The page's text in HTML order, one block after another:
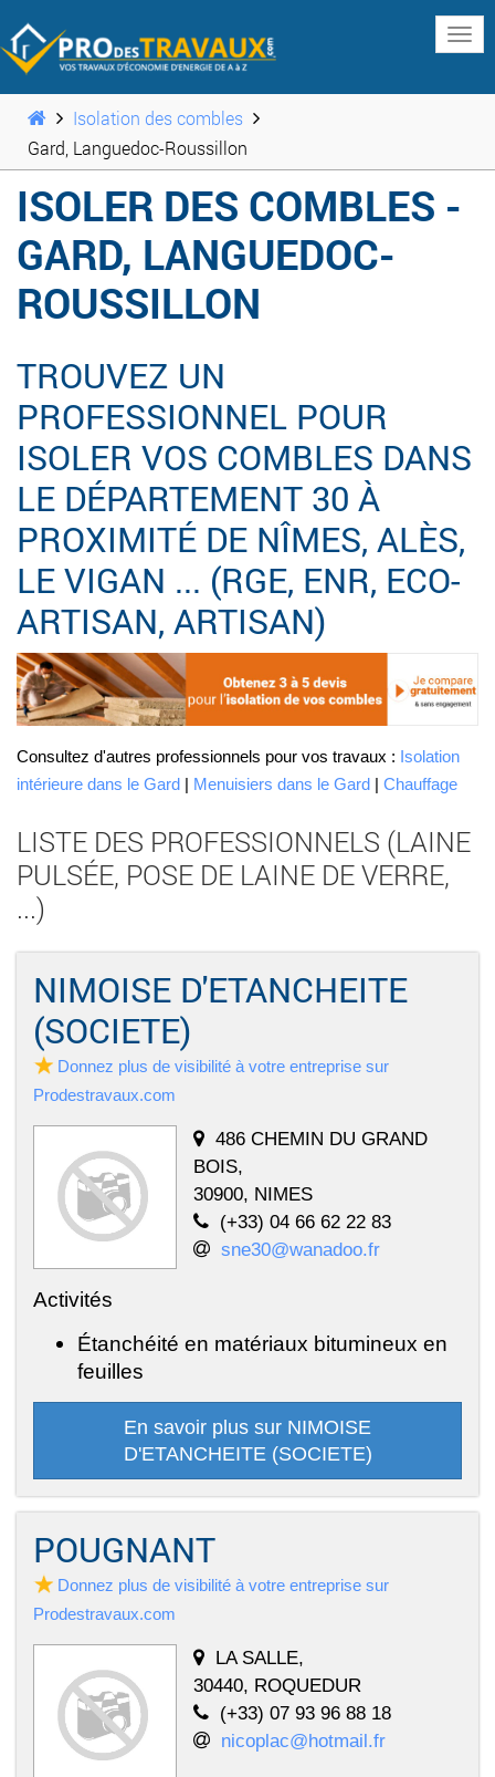
Isolation des combles
Gard, Languedoc-Roussillon
ISOLER DES COMBLES -
GARD, LANGUEDOC-
ROUSSILLON
TROUVEZ UN
PROFESSIONNEL POUR
ISOLER VOS COMBLES DANS
LE DÉPARTEMENT 30 À
PROXIMITÉ DE NÎMES, ALÈS,
LE VIGAN ... (RGE, ENR, ECO-
ARTISAN, ARTISAN)
Consultez d'autres professionnels pour vos travaux : Isolation
intérieure dans le Gard | Menuisiers dans le Gard | Chauffage
LISTE DES PROFESSIONNELS (LAINE
PULSÉE, POSE DE LAINE DE VERRE,
...)
NIMOISE D'ETANCHEITE
(SOCIETE)
Donnez plus de visibilité à votre entreprise sur
Prodestravaux.com
486 CHEMIN DU GRAND
BOIS,
30900, NIMES
(+33) 04 66 62 22 83
sne30@wanadoo.fr
Activités
Étanchéité en matériaux bitumineux en
feuilles
En savoir plus sur NIMOISE
D'ETANCHEITE (SOCIETE)
POUGNANT
Donnez plus de visibilité à votre entreprise sur
Prodestravaux.com
LA SALLE,
30440, ROQUEDUR
(+33) 07 93 96 88 18
nicoplac@hotmail.fr